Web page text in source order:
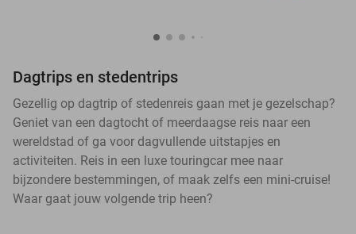
Dagtrips en stedentrips
Gezellig op dagtrip of stedenreis gaan met je gezelschap?
Geniet van een dagtocht of meerdaagse reis naar een
wereldstad of ga voor dagvullende uitstapjes en
activiteiten. Reis in een luxe touringcar mee naar
bijzondere bestemmingen, of maak zelfs een mini-cruise!
Waar gaat jouw volgende trip heen?